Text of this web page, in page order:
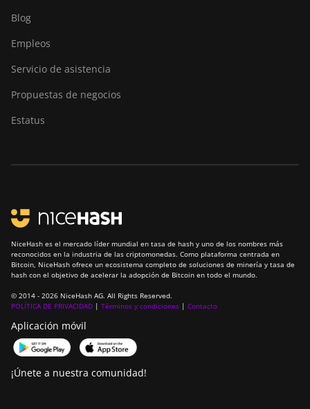
Blog
Empleos
Servicio de asistencia
Propuestas de negocios
Estatus
NiceHash es el mercado líder mundial en tasa de hash y uno de los nombres más
reconocidos en la industria de las criptomonedas. Como plataforma centrada en
Bitcoin, NiceHash ofrece un ecosistema completo de soluciones de minería y tasa de
hash con el objetivo de acelerar la adopción de Bitcoin en todo el mundo.
© 2014 - 2026 NiceHash AG. All Rights Reserved.
POLÍTICA DE PRIVACIDAD | Términos y condiciones | Contacto
Aplicación móvil
¡Únete a nuestra comunidad!